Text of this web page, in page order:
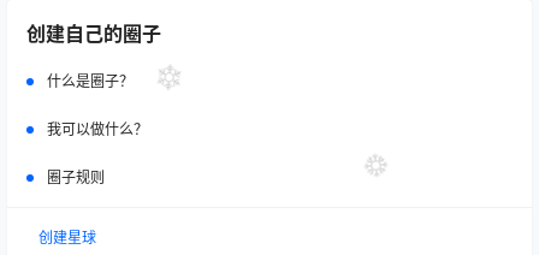
创建自己的圈子
什么是圈子？
我可以做什么？
圈子规则
创建星球